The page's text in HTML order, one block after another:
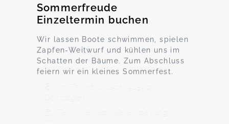
Sommerfreude
Einzeltermin buchen
Wir lassen Boote schwimmen, spielen
Zapfen-Weitwurf und kühlen uns im
Schatten der Bäume. Zum Abschluss
feiern wir ein kleines Sommerfest.
Im Tannenbusch, 41540
Dormagen
Termine nach Vereinbarung